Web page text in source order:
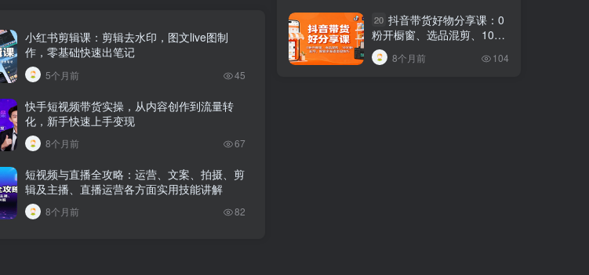
小红书剪辑课：剪辑去水印，图文live图制
作，零基础快速出笔记
5个月前 45
快手短视频带货实操，从内容创作到流量转
化，新手快速上手变现
8个月前 67
短视频与直播全攻略：运营、文案、拍摄、剪
辑及主播、直播运营各方面实用技能讲解
8个月前 82
20 抖音带货好物分享课：0
粉开橱窗、选品混剪、1000
粉起号，解锁多渠道变现技
巧
8个月前 104